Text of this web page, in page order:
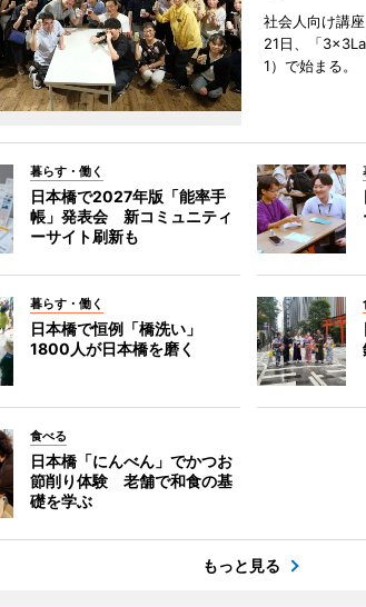
社会人向け講
21日、「
1）で始まる。
暮らす・働く
日本橋で2027年版「能率手
帳」発表会 新コミュニティ
ーサイト刷新も
暮らす・働く
日本橋で恒例「橋洗い」
1800人が日本橋を磨く
食べる
日本橋「にんべん」でかつお
節削り体験 老舗で和食の基
礎を学ぶ
もっと見る